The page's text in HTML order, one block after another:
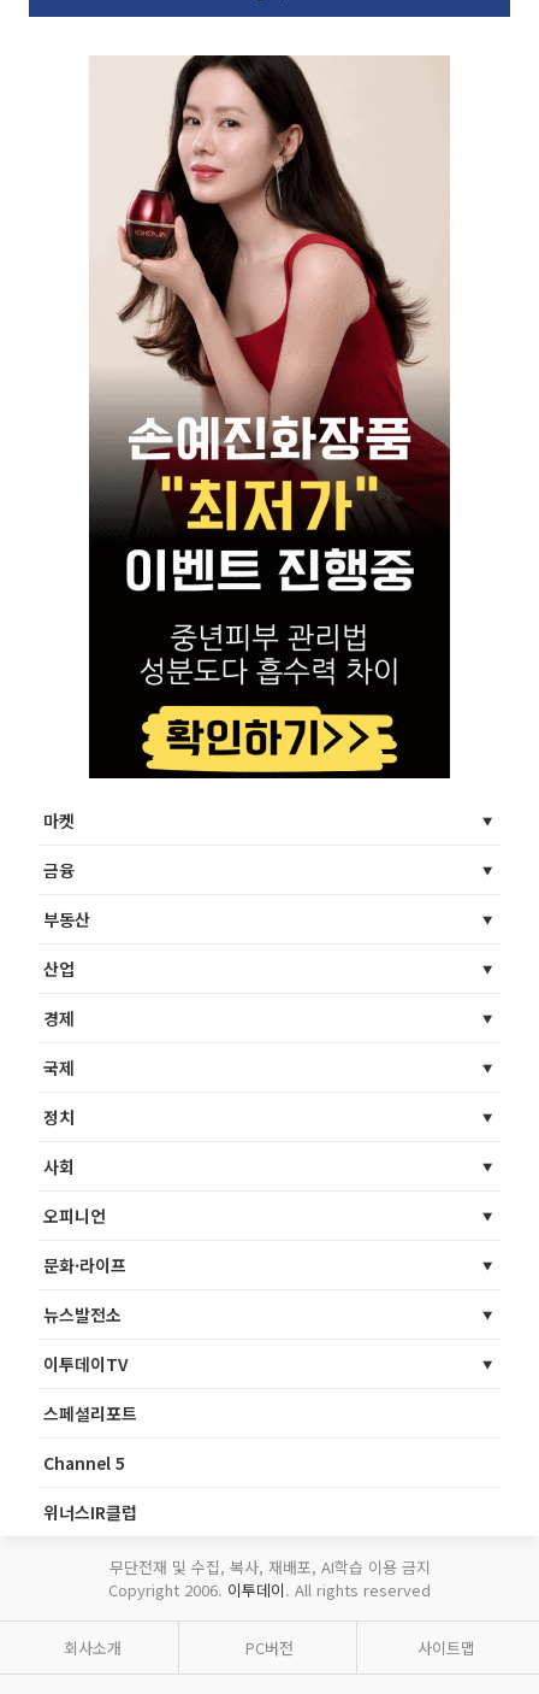
마켓
금융
부동산
산업
경제
국제
정치
사회
오피니언
문화·라이프
뉴스발전소
이투데이TV
스페셜리포트
Channel 5
위너스IR클럽
무단전재 및 수집, 복사, 재배포, AI학습 이용 금지
Copyright 2006. 이투데이. All rights reserved
회사소개 PC버전 사이트맵